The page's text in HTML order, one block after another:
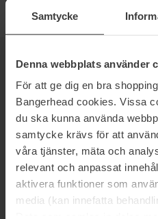
Samtycke
Denna webbplats använder
För att ge dig en bra
Bangerhead cookies. Vissa
du ska kunna använda
samtycke krävs för att
våra tjänster, mäta och
relevant och anpassat
aktivera funktioner som
media (kan innefatta
NIEUWSBRIEF
WEES ALS EERSTE OP
Wil je het beste beauty-nieuws
We sturen je de nieuwste
aanbiedingen!